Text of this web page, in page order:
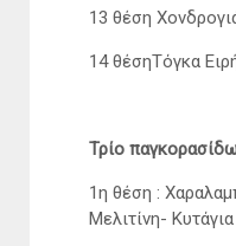
13 θέση
14 θέσηΤόγκα
Τρίο
1η θέση :
Μελιτίνη-